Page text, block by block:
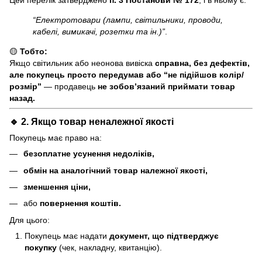
“Електротовари (лампи, світильники, проводи,
кабелі, вимикачі, розетки та ін.)”.
🟡 Тобто:
Якщо світильник або неонова вивіска справна, без дефектів,
але покупець просто передумав або “не підійшов колір/
розмір” — продавець не зобов’язаний приймати товар
назад.
🔹 2. Якщо товар неналежної якості
Покупець має право на:
безоплатне усунення недоліків,
обмін на аналогічний товар належної якості,
зменшення ціни,
або повернення коштів.
Для цього:
Покупець має надати документ, що підтверджує
покупку (чек, накладну, квитанцію).